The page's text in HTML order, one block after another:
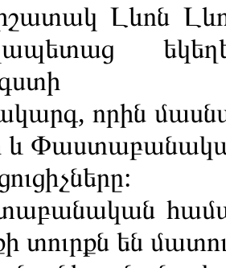
Լևոն
որին
տուրքն են